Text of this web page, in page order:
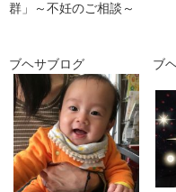
群」～不妊のご相談～
ブヘサブログ ブ